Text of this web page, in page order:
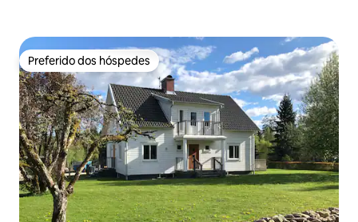
Preferido dos hóspedes
Preferido dos hóspedes